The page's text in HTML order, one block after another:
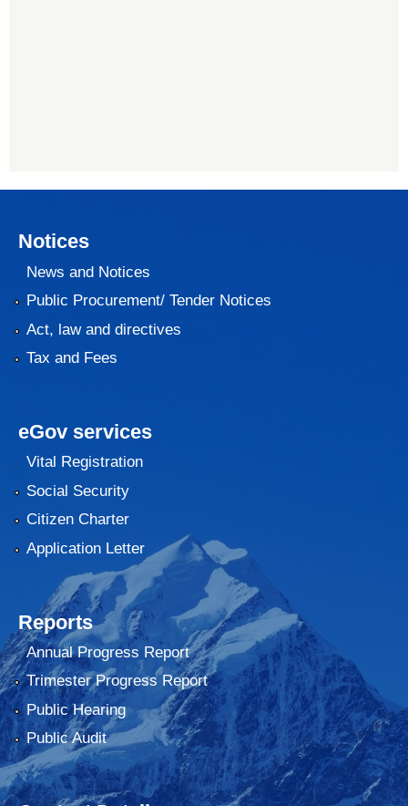
Notices
News and Notices
Public Procurement/ Tender Notices
Act, law and directives
Tax and Fees
eGov services
Vital Registration
Social Security
Citizen Charter
Application Letter
Reports
Annual Progress Report
Trimester Progress Report
Public Hearing
Public Audit